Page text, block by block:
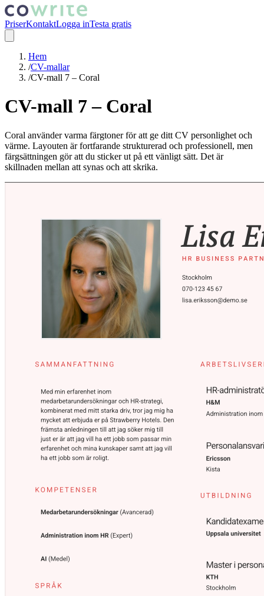
PriserKontaktLogga inTesta gratis
Hem
/CV-mallar
/CV-mall 7 – Coral
CV-mall 7 – Coral
Coral använder varma färgtoner för att ge ditt CV personlighet och
värme. Layouten är fortfarande strukturerad och professionell, men
färgsättningen gör att du sticker ut på ett vänligt sätt. Det är
skillnaden mellan att synas och att skrika.